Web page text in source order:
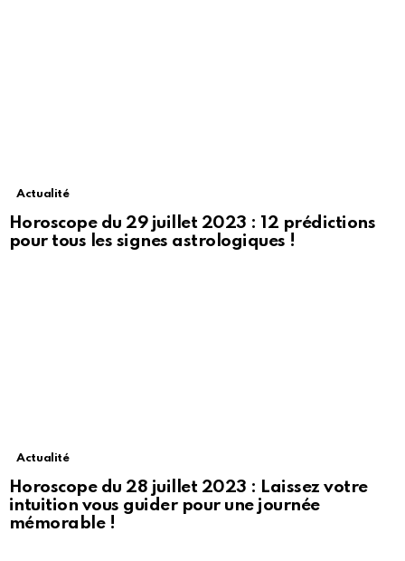
Actualité
Horoscope du 29 juillet 2023 : 12 prédictions
pour tous les signes astrologiques !
Actualité
Horoscope du 28 juillet 2023 : Laissez votre
intuition vous guider pour une journée
mémorable !